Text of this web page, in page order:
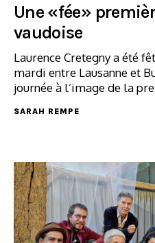
Une «fée»
vaudoise
Laurence Cretegny a été
mardi entre Lausanne et
journée à l’image de la
SARAH REMPE